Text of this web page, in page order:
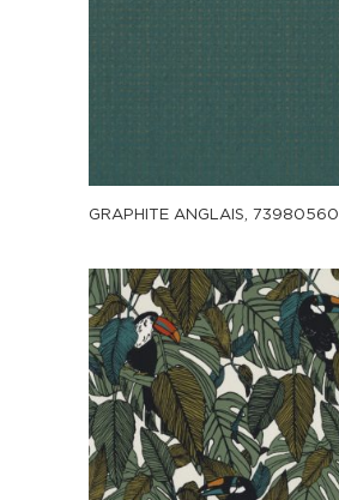
GRAPHITE ANGLAIS, 73980560